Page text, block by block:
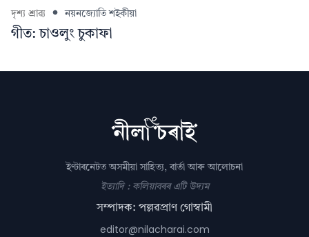
দৃশ্য শ্ৰাৱ্য নয়নজ্যোতি শইকীয়া
গীত: চাওলুং চুকাফা
ইণ্টাৰনেটত অসমীয়া সাহিত্য, বাৰ্তা আৰু আলোচনা
ইত্যাদি : কলিয়াবৰৰ এটি উদ্যম
সম্পাদক: পল্লৱপ্ৰাণ গোস্বামী
editor@nilacharai.com